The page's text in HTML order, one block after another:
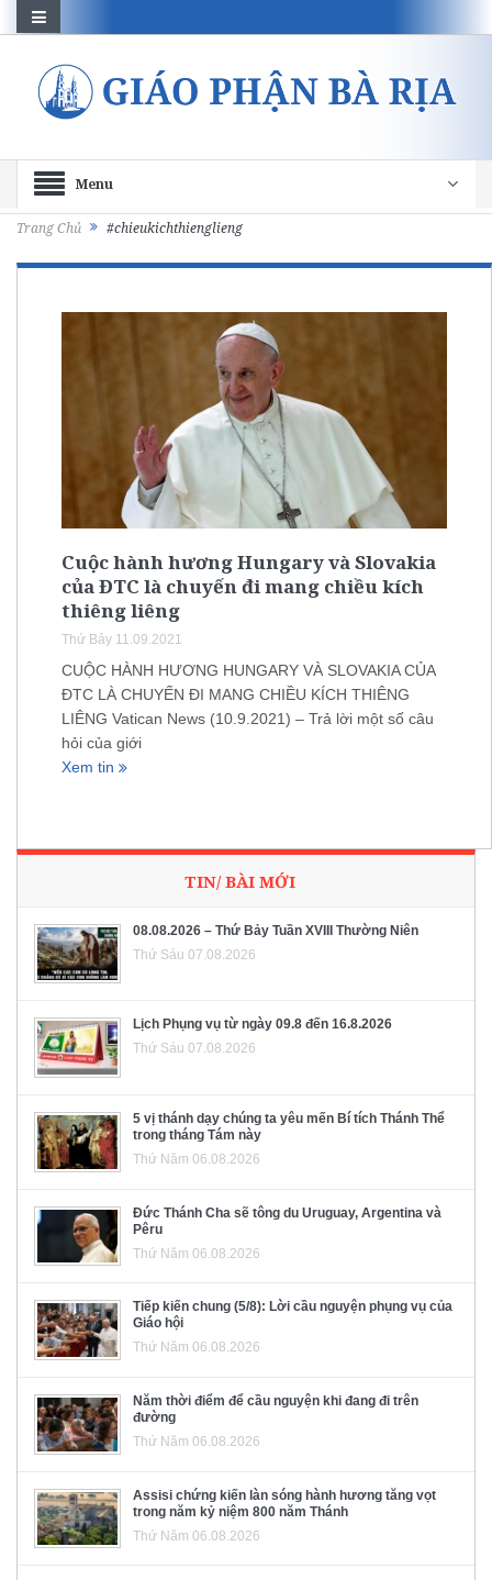
Menu
Trang Chủ #chieukichthienglieng
Cuộc hành hương Hungary và Slovakia
của ĐTC là chuyến đi mang chiều kích
thiêng liêng
Thứ Bảy 11.09.2021
CUỘC HÀNH HƯƠNG HUNGARY VÀ SLOVAKIA CỦA
ĐTC LÀ CHUYẾN ĐI MANG CHIỀU KÍCH THIÊNG
LIÊNG Vatican News (10.9.2021) – Trả lời một số câu
hỏi của giới
Xem tin
TIN/ BÀI MỚI
08.08.2026 – Thứ Bảy Tuần XVIII Thường Niên
Thứ Sáu 07.08.2026
Lịch Phụng vụ từ ngày 09.8 đến 16.8.2026
Thứ Sáu 07.08.2026
5 vị thánh dạy chúng ta yêu mến Bí tích Thánh Thể
trong tháng Tám này
Thứ Năm 06.08.2026
Đức Thánh Cha sẽ tông du Uruguay, Argentina và
Pêru
Thứ Năm 06.08.2026
Tiếp kiến chung (5/8): Lời cầu nguyện phụng vụ của
Giáo hội
Thứ Năm 06.08.2026
Năm thời điểm để cầu nguyện khi đang đi trên
đường
Thứ Năm 06.08.2026
Assisi chứng kiến làn sóng hành hương tăng vọt
trong năm kỷ niệm 800 năm Thánh
Thứ Năm 06.08.2026